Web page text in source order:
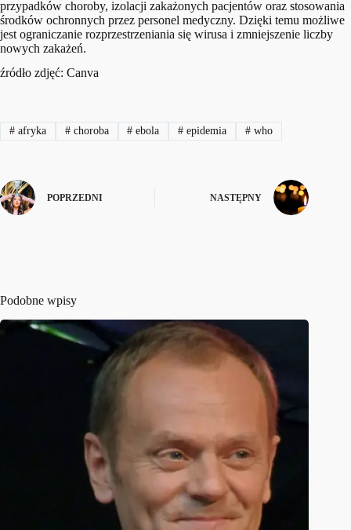
przypadków choroby, izolacji zakażonych pacjentów oraz stosowania
środków ochronnych przez personel medyczny. Dzięki temu możliwe
jest ograniczanie rozprzestrzeniania się wirusa i zmniejszenie liczby
nowych zakażeń.
źródło zdjęć: Canva
#afryka #choroba # ebola # epidemia # who
POPRZEDNI NASTĘPNY
Podobne wpisy